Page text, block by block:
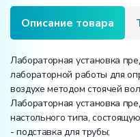
Описание товара
Лабораторная установка
лабораторной работы для
воздухе методом стоячей
Лабораторная установка
настольного типа,
- подставка для трубы;